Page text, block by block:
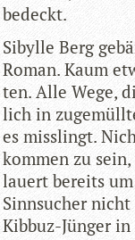
bedeckt.
Sibylle Berg
Roman. Kaum
ten. Alle Wege,
lich in
es miss­lingt.
kom­men zu
lau­ert bereits
Sinn­su­cher
Kib­buz-Jün­ger